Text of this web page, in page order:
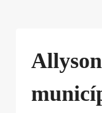
Allyson